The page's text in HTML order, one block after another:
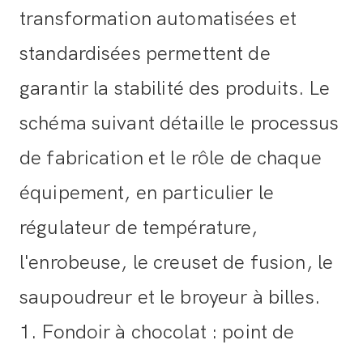
transformation automatisées et
standardisées permettent de
garantir la stabilité des produits. Le
schéma suivant détaille le processus
de fabrication et le rôle de chaque
équipement, en particulier le
régulateur de température,
l'enrobeuse, le creuset de fusion, le
saupoudreur et le broyeur à billes.
1. Fondoir à chocolat : point de